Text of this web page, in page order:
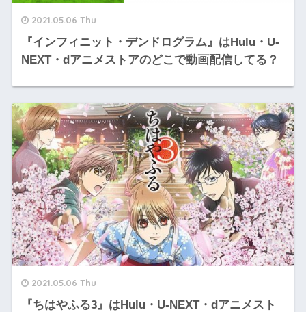
2021.05.06 Thu
『インフィニット・デンドログラム』はHulu・U-
NEXT・dアニメストアのどこで動画配信してる？
2021.05.06 Thu
『ちはやふる3』はHulu・U-NEXT・dアニメスト